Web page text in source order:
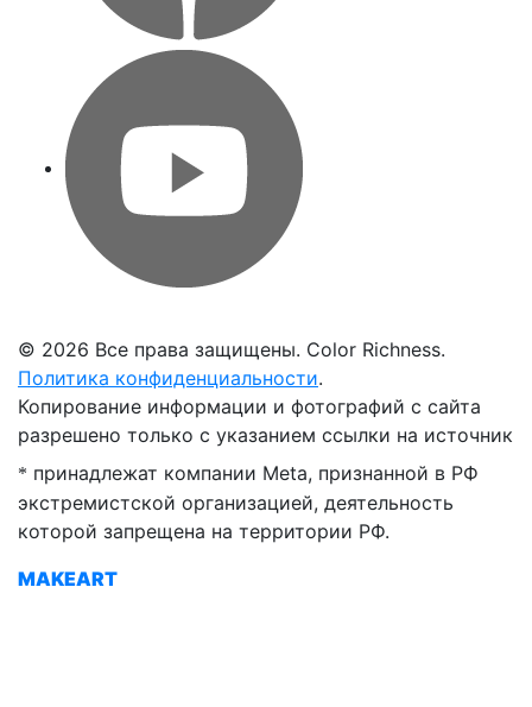
© 2026 Все права защищены. Color Richness.
Политика конфиденциальности.
MAKEART
Копирование информации и фотографий с сайта
разрешено только с указанием ссылки на источник
* принадлежат компании Meta, признанной в РФ
экстремистской организацией, деятельность
которой запрещена на территории РФ.